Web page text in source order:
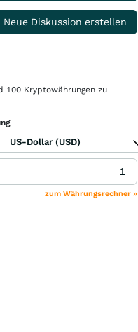
Neue Diskussion erstellen
100 Kryptowährungen zu
US-Dollar (USD)
zum Währungsrechner »